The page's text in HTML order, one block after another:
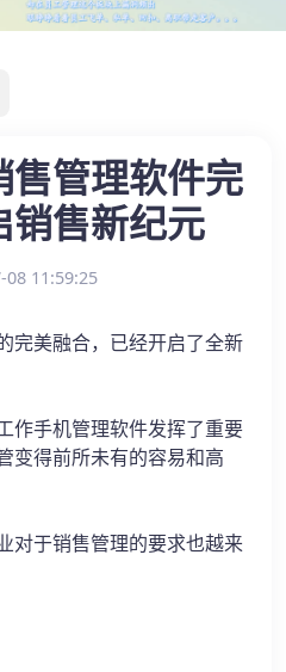
售管理软件完
销售新纪元
08 11:59:25
完美融合，已经开启了全新
作手机管理软件发挥了重要
变得前所未有的容易和高
对于销售管理的要求也越来